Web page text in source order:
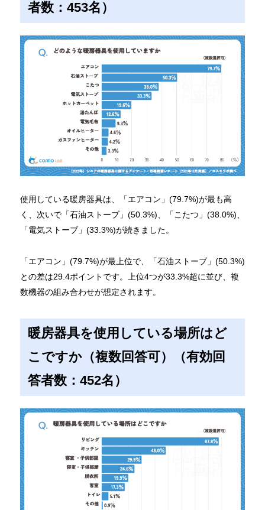
者数：453名）
使用している暖房器具は、「エアコン」(79.7%)が最も高
く、次いで「石油ストーブ」(50.3%)、「こたつ」(38.0%)、
「電気ストーブ」(33.3%)が続きました。
「エアコン」(79.7%)が最上位で、「石油ストーブ」(50.3%)
との差は29.4ポイントです。上位4つが33.3%超に並び、複
数機器の組み合わせが想定されます。
暖房器具を使用している場所はど
こですか（複数回答可）（有効回
答者数：452名）